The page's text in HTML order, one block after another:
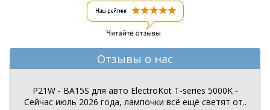
Отзывы о нас
P21W - BA15S для авто ElectroKot T-series 5000K -
Сейчас июль 2026 года, лампочки всё ещё светят от..